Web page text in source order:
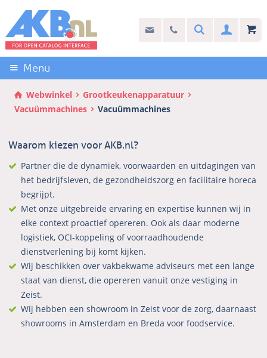
links
over
Direct
naar
de
inhoud
Direct
hoofdmenu
info@akb.nl
Stel uw vraag
030 69 50 814Search
Menu
Webwinkel
Grootkeukenapparatuur
Vacuümmachines
Vacuümmachines
Waarom kiezen voor AKB.nl?
Partner die de dynamiek, voorwaarden en uitdagingen van
het bedrijfsleven, de gezondheidszorg en facilitaire horeca
begrijpt.
Met onze uitgebreide ervaring en expertise kunnen wij in
elke context proactief opereren. Ook als daar moderne
logistiek, OCI-koppeling of voorraadhoudende
dienstverlening bij komt kijken.
Wij beschikken over vakbekwame adviseurs met een lange
staat van dienst, die opereren vanuit onze vestiging in
Zeist.
Wij hebben een showroom in Zeist voor de zorg, daarnaast
showrooms in Amsterdam en Breda voor foodservice.